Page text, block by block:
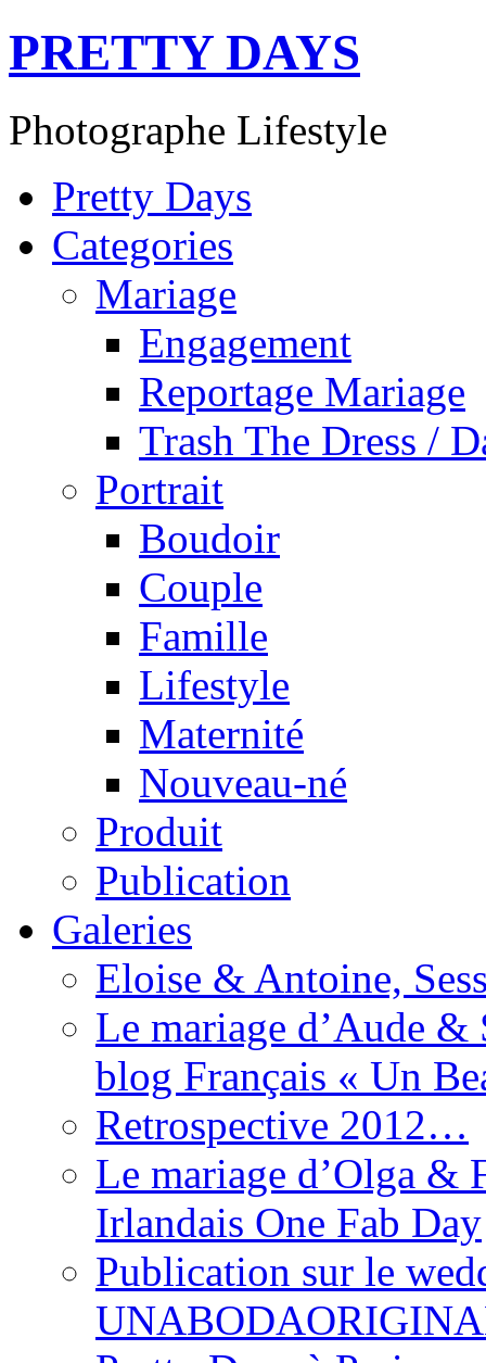
PRETTY DAYS
Photographe Lifestyle
Pretty Days
Categories
Mariage
Engagement
Reportage Mariage
Trash The Dress /
Portrait
Boudoir
Couple
Famille
Lifestyle
Maternité
Nouveau-né
Produit
Publication
Galeries
Eloise & Antoine,
Le mariage d’Aude &
blog Français « Un
Retrospective 2012…
Le mariage d’Olga &
Irlandais One Fab Day
Publication sur le